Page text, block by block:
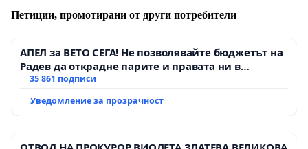
Петиции, промотирани от други потребители
АПЕЛ за ВЕТО СЕГА! Не позволявайте бюджетът на
Радев да открадне парите и правата ни в
тъмното
35 861 подписи
Уведомление за прозрачност